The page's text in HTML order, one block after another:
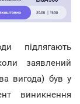
підлягають
заявлений
вигода) був у
виникнення